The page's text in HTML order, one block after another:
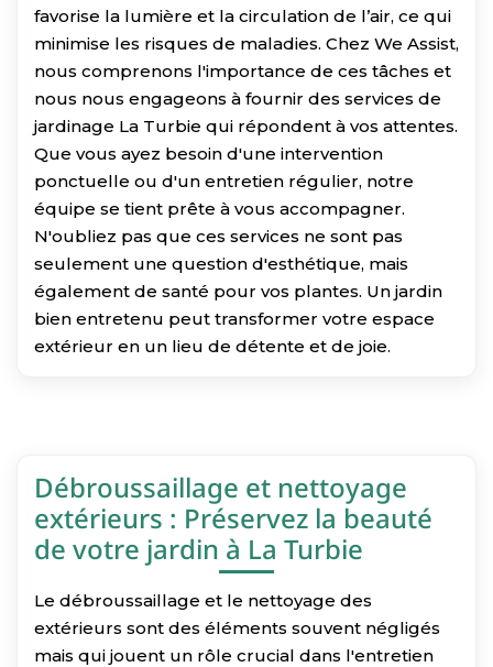
favorise la lumière et la circulation de l’air, ce qui
minimise les risques de maladies. Chez We Assist,
nous comprenons l'importance de ces tâches et
nous nous engageons à fournir des services de
jardinage La Turbie qui répondent à vos attentes.
Que vous ayez besoin d'une intervention
ponctuelle ou d'un entretien régulier, notre
équipe se tient prête à vous accompagner.
N'oubliez pas que ces services ne sont pas
seulement une question d'esthétique, mais
également de santé pour vos plantes. Un jardin
bien entretenu peut transformer votre espace
extérieur en un lieu de détente et de joie.
Débroussaillage et nettoyage
extérieurs : Préservez la beauté
de votre jardin à La Turbie
Le débroussaillage et le nettoyage des
extérieurs sont des éléments souvent négligés
mais qui jouent un rôle crucial dans l'entretien